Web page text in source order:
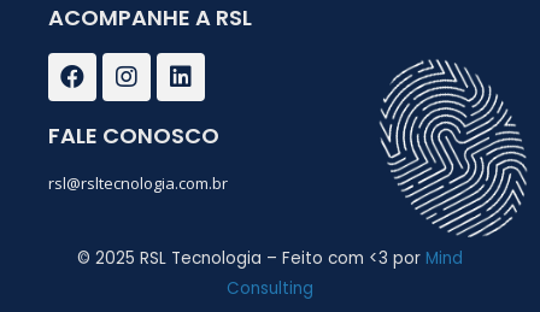
ACOMPANHE A RSL
F
a
c
e
o
I
n
s
t
g
m
L
i
n
k
d
FALE CONOSCO
rsl@rsltecnologia.com.br
© 2025 RSL Tecnologia – Feito com <3 por Mind
Consulting